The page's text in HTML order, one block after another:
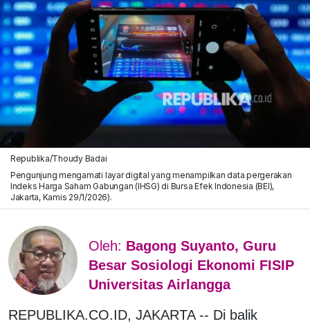
Republika/Thoudy Badai
Pengunjung mengamati layar digital yang menampilkan data pergerakan
Indeks Harga Saham Gabungan (IHSG) di Bursa Efek Indonesia (BEI),
Jakarta, Kamis 29/1/2026).
Oleh: Bagong Suyanto, Guru
Besar Sosiologi Ekonomi FISIP
Universitas Airlangga
REPUBLIKA.CO.ID, JAKARTA -- Di balik